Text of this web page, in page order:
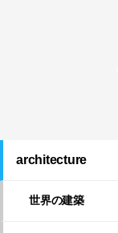
architecture
世界の建築